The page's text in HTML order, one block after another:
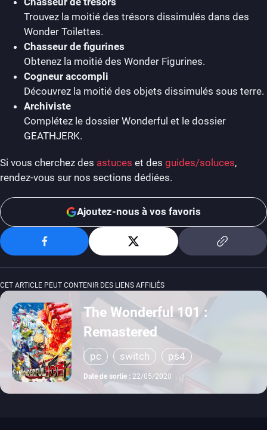
Trouvez la moitié des trésors dissimulés dans des
Wonder Toilettes.
Chasseur de figurines
Obtenez la moitié des Wonder Figurines.
Cogneur accompli
Découvrez la moitié des objets dissimulés sous terre.
Archiviste
Complétez le dossier Wonderful et le dossier
GEATHJERK.
Si vous cherchez des astuces et des guides/soluces,
rendez-vous sur nos sections dédiées.
Ajoutez-nous à vos favoris
CET ARTICLE PEUT CONTENIR DES LIENS AFFILIÉS
The Wonderful 101 :
Remastered
pc switch ps4
Date de sortie : 22/05/2020